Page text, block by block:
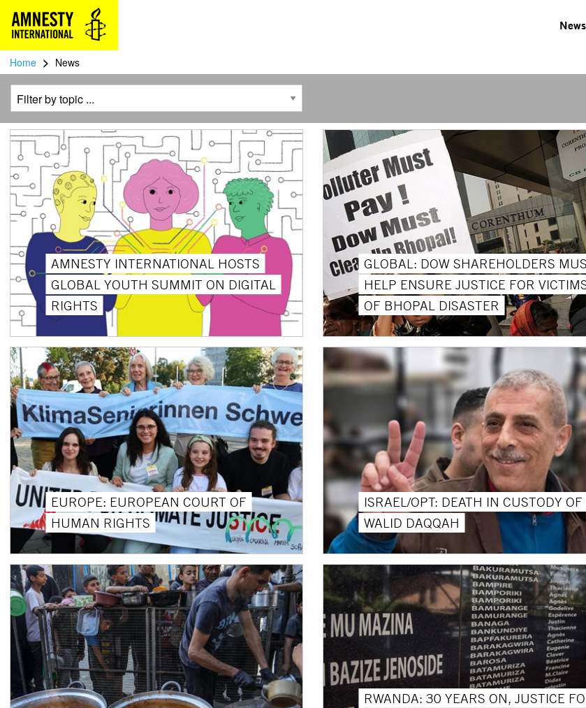
News
Home > News
AMNESTY INTERNATIONAL HOSTS
GLOBAL YOUTH SUMMIT ON DIGITAL
RIGHTS
GLOBAL: DOW SHAREHOLDERS
HELP ENSURE JUSTICE FOR
OF BHOPAL DISASTER
EUROPE: EUROPEAN COURT OF
HUMAN RIGHTS
ISRAEL/OPT: DEATH IN CUSTODY OF
WALID DAQQAH
RWANDA: 30 YEARS ON, JUSTICE